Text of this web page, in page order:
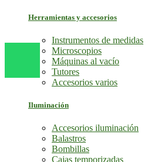
Herramientas y accesorios
Instrumentos de medidas
Microscopios
Máquinas al vacío
Tutores
Accesorios varios
Iluminación
Accesorios iluminación
Balastros
Bombillas
Cajas temporizadas